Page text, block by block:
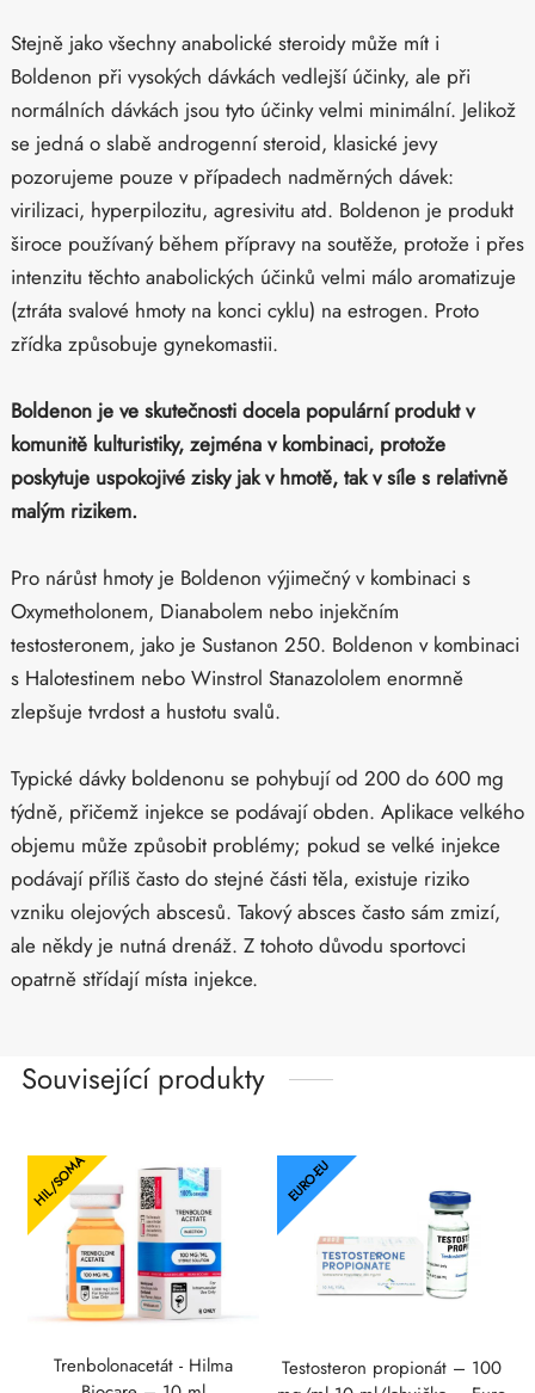
Stejně jako všechny anabolické steroidy může mít i
Boldenon při vysokých dávkách vedlejší účinky, ale při
normálních dávkách jsou tyto účinky velmi minimální. Jelikož
se jedná o slabě androgenní steroid, klasické jevy
pozorujeme pouze v případech nadměrných dávek:
virilizaci, hyperpilozitu, agresivitu atd. Boldenon je produkt
široce používaný během přípravy na soutěže, protože i přes
intenzitu těchto anabolických účinků velmi málo aromatizuje
(ztráta svalové hmoty na konci cyklu) na estrogen. Proto
zřídka způsobuje gynekomastii.
Boldenon je ve skutečnosti docela populární produkt v
komunitě kulturistiky, zejména v kombinaci, protože
poskytuje uspokojivé zisky jak v hmotě, tak v síle s relativně
malým rizikem.
Pro nárůst hmoty je Boldenon výjimečný v kombinaci s
Oxymetholonem, Dianabolem nebo injekčním
testosteronem, jako je Sustanon 250. Boldenon v kombinaci
s Halotestinem nebo Winstrol Stanazololem enormně
zlepšuje tvrdost a hustotu svalů.
Typické dávky boldenonu se pohybují od 200 do 600 mg
týdně, přičemž injekce se podávají obden. Aplikace velkého
objemu může způsobit problémy; pokud se velké injekce
podávají příliš často do stejné části těla, existuje riziko
vzniku olejových abscesů. Takový absces často sám zmizí,
ale někdy je nutná drenáž. Z tohoto důvodu sportovci
opatrně střídají místa injekce.
Související produkty
HIL/SOMA
Trenbolonacetát - Hilma
EURO-EU
Testosteron propionát – 100